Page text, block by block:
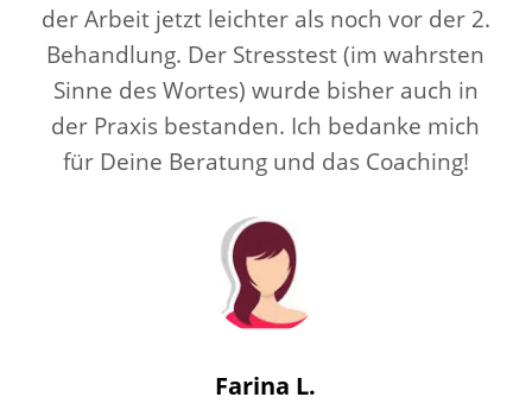
der Arbeit jetzt leichter als noch vor der 2.
Behandlung. Der Stresstest (im wahrsten
Sinne des Wortes) wurde bisher auch in
der Praxis bestanden. Ich bedanke mich
für Deine Beratung und das Coaching!
Farina L.